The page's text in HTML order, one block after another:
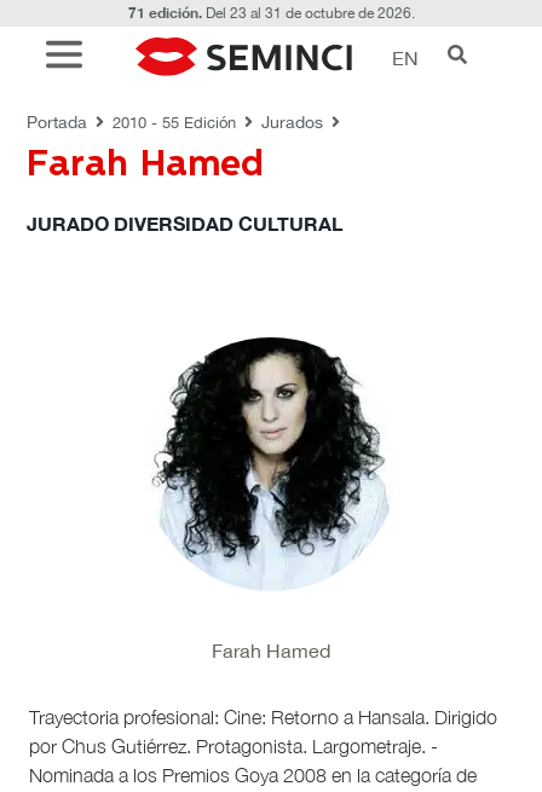
71 edición.Del 23 al 31 de octubre de 2026.
EN
Portada 2010 - 55 Edición Jurados
Farah Hamed
JURADO DIVERSIDAD CULTURAL
Trayectoria profesional: Cine: Retorno a Hansala. Dirigido
por Chus Gutiérrez. Protagonista. Largometraje. -
Nominada a los Premios Goya 2008 en la categoría de
Farah Hamed